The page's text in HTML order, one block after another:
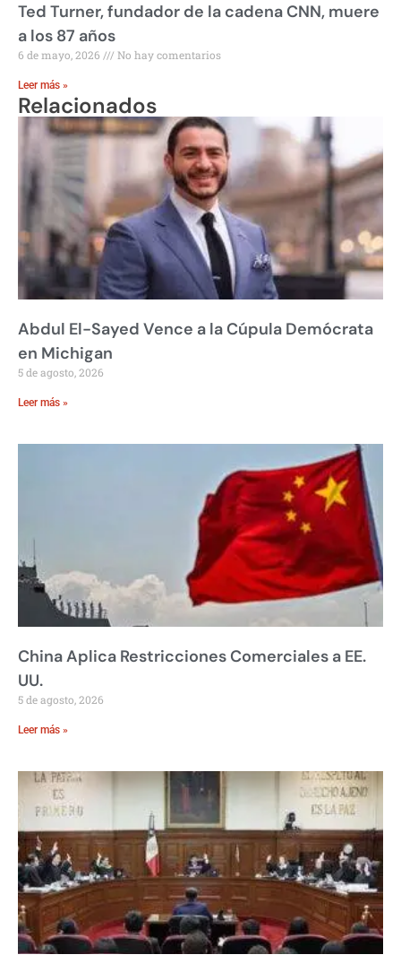
Ted Turner, fundador de la cadena CNN, muere
a los 87 años
6 de mayo, 2026 No hay comentarios
Leer más »
Relacionados
Abdul El-Sayed Vence a la Cúpula Demócrata
en Michigan
5 de agosto, 2026
Leer más »
China Aplica Restricciones Comerciales a EE.
UU.
5 de agosto, 2026
Leer más »